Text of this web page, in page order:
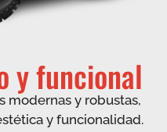
y funcional
modernas y robustas,
y funcionalidad.